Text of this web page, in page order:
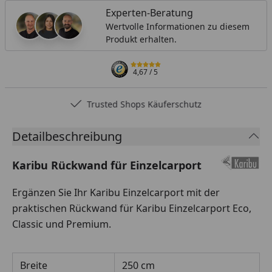
Experten-Beratung
Wertvolle Informationen zu diesem
Produkt erhalten.
4,67/ 5
Trusted Shops Käuferschutz
Detailbeschreibung
Karibu Rückwand für Einzelcarport
Ergänzen Sie Ihr Karibu Einzelcarport mit der
praktischen Rückwand für Karibu Einzelcarport Eco,
Classic und Premium.
Breite
250 cm